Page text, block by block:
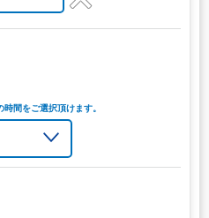
間をご選択頂けます。